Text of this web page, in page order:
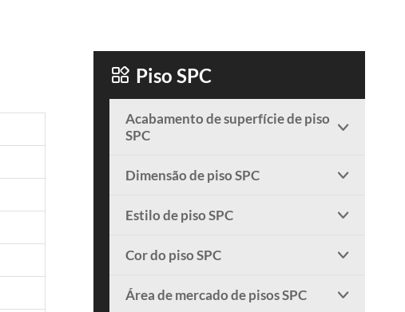
 Piso SPC
Acabamento de superfície de piso
SPC

Dimensão de piso SPC 
Estilo de piso SPC 
Cor do piso SPC 
Área de mercado de pisos SPC 